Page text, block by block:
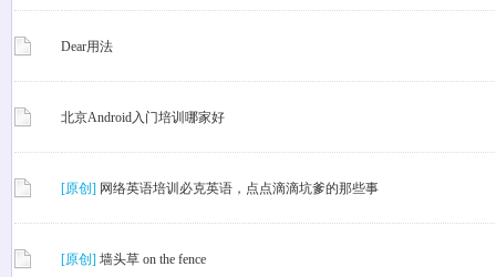
Dear用法
北京Android入门培训哪家好
[原创] 网络英语培训必克英语，点点滴滴坑爹的那些事
[原创] 墙头草 on the fence